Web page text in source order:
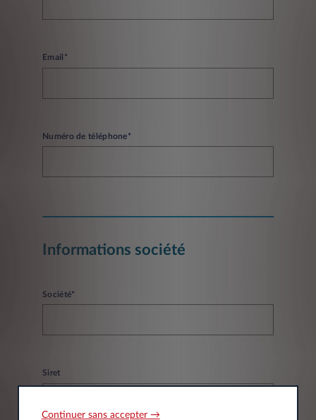
Email*
Numéro de téléphone*
Informations société
Société*
Siret
Continuer sans accepter →